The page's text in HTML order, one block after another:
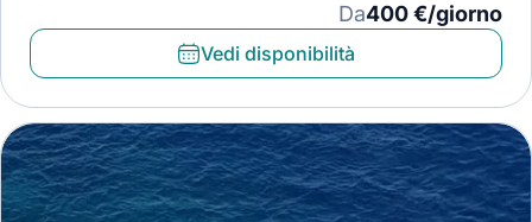
Da400 €/giorno
Vedi disponibilità